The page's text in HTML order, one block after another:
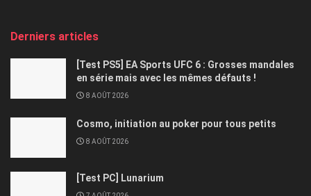
Derniers articles
[Test PS5] EA Sports UFC 6 : Grosses mandales
en série mais avec les mêmes défauts !
8 AOÛT 2026
Cosmo, initiation au poker pour tous petits
8 AOÛT 2026
[Test PC] Lunarium